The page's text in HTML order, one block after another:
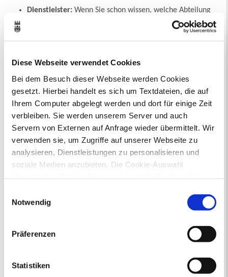
Diese Webseite verwendet Cookies
Bei dem Besuch dieser Webseite werden Cookies
gesetzt. Hierbei handelt es sich um Textdateien, die auf
Ihrem Computer abgelegt werden und dort für einige Zeit
verbleiben. Sie werden unserem Server und auch
Servern von Externen auf Anfrage wieder übermittelt. Wir
verwenden sie, um Zugriffe auf unserer Webseite zu
analysieren, Dienstleistungen zu personalisieren und
soziale Medien anzubieten. Die Cookie-Auswahl
Drittländern (USA) mit unzureichendem
Datenschutzniveau verarbeiten. Es besteht die Gefahr,
dass diese zu Kontroll- und Überwachungszwecken von
anderen missbraucht werden, ohne dass Sie sich mit
Arten von Cookies genau gesetzt werden, wie lang sie
gespeichert werden, von wem sie gesetzt wurden und
Notwendig
Präferenzen
Statistiken
Dienstleister: Wenn Sie schon wissen, welche Abteilung
der Verwaltung für Sie zuständig ist, klicken Sie sich direkt
zusammengestellt.
Als besonderen Service haben wir für Sie verschiedene
Dienstleistungen in denLebenslagenthematisch sortiert.
Hier können Sie online abfragen, ob Ihr beantragter
und abgeholt werden kann.Mehr
Lebenslagen/Lebenssituationen
Bauen
Geburt
Hochzeit und Lebenspartnerschaft